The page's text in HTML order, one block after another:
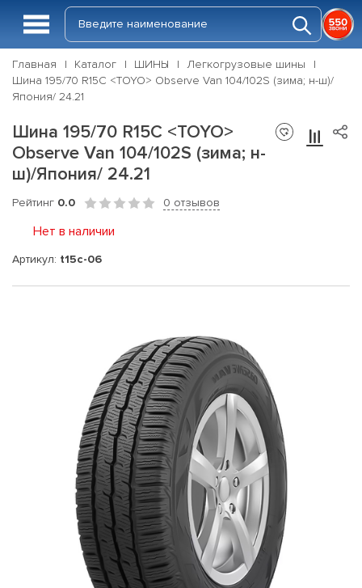
Главная Каталог ШИНЫ
Легкогрузовые шины
Шина 195/70 R15C <TOYO> Observe Van 104/102S (зима; н-ш)/
Япония/ 24.21
Шина 195/70 R15C <TOYO>
Observe Van 104/102S (зима; н-
ш)/Япония/ 24.21
Рейтинг 0.0 0 отзывов
Нет в наличии
Артикул: t15c-06